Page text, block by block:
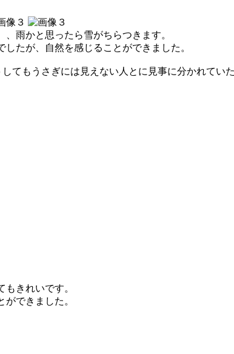
雨かと思ったら雪がちらつきます。
たが、自然を感じることができました。
てもうさぎには見えない人とに見事に分かれていた
きれいです。
できました。